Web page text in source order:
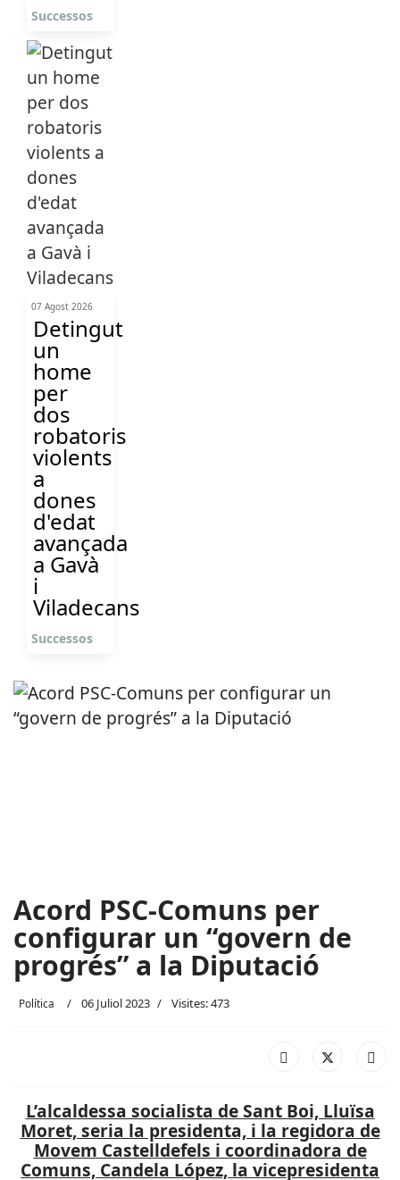
Successos
07 Agost 2026
Detingut
un
home
per
dos
robatoris
violents
a
dones
d'edat
avançada
a Gavà
i
Viladecans
Successos
Acord PSC-Comuns per
configurar un “govern de
progrés” a la Diputació
Política 06 Juliol 2023 Visites: 473
L’alcaldessa socialista de Sant Boi, Lluïsa
Moret, seria la presidenta, i la regidora de
Movem Castelldefels i coordinadora de
Comuns, Candela López, la vicepresidenta